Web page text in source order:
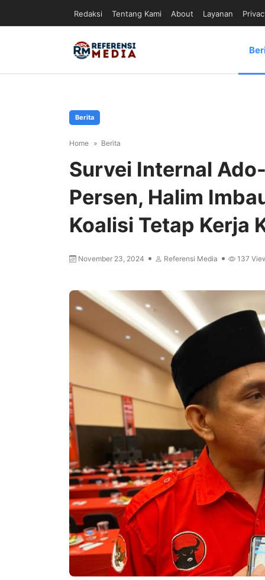
Redaksi Tentang Kami About Layanan
Berita
Home Berita
Survei Internal
Persen, Halim
Koalisi Tetap Kerja
November 23, 2024 Referensi Media 137